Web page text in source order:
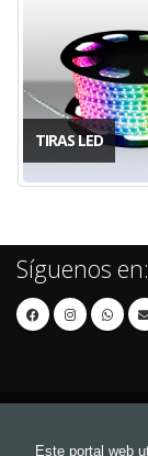
Este portal web
TIRAS LED
Síguenos en: